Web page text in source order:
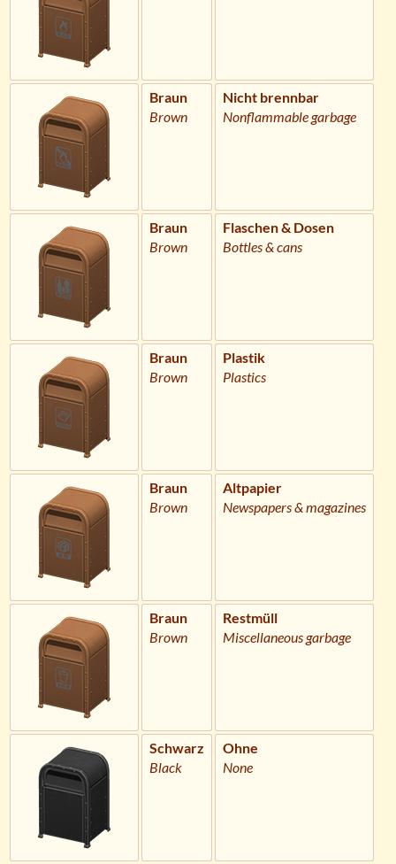
Braun
Brown
Nicht brennbar
Nonflammable garbage
Braun
Brown
Flaschen & Dosen
Bottles & cans
Braun
Brown
Plastik
Plastics
Braun
Brown
Altpapier
Newspapers & magazines
Braun
Brown
Restmüll
Miscellaneous garbage
Schwarz
Black
Ohne
None